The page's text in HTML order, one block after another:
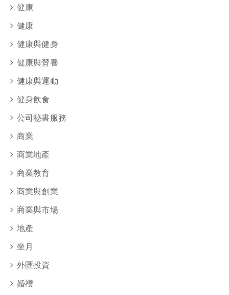
健康
健康
健康與健身
健康與營養
健康與運動
健身飲食
公司秘書服務
商業
商業地產
商業教育
商業與創業
商業與市場
地產
坐月
外匯投資
婚禮